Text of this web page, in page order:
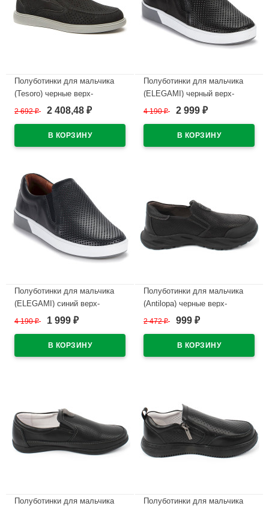
Полуботинки для мальчика
(Tesoro) черные верх-
искусственный нубук
размер 30-35 арт.138661/06-01
2 692₽ 2 408,48 ₽
Полуботинки для мальчика
(ELEGAMI) черный верх-
натуральная кожа подкладка-
ряд 32-37 арт.5-525742201
4 190₽ 2 999 ₽
Полуботинки для мальчика
(ELEGAMI) синий верх-
натуральная кожа подкладка-
ряд 32-37 арт.5-525742202
4 190₽ 1 999 ₽
Полуботинки для мальчика
(Antilopa) черные верх-
искусственный нубук
размер 32-37 арт.AL 7374
2 472₽ 999 ₽
Полуботинки для мальчика
Полуботинки для мальчика